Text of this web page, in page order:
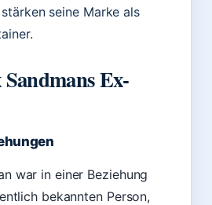
seine Marke als
Ex-
war in einer Beziehung
bekannten Person,